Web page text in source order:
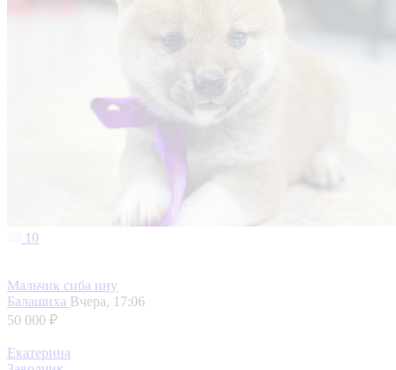
10
Мальчик сиба ину
Балашиха Вчера, 17:06
50 000 ₽
Екатерина